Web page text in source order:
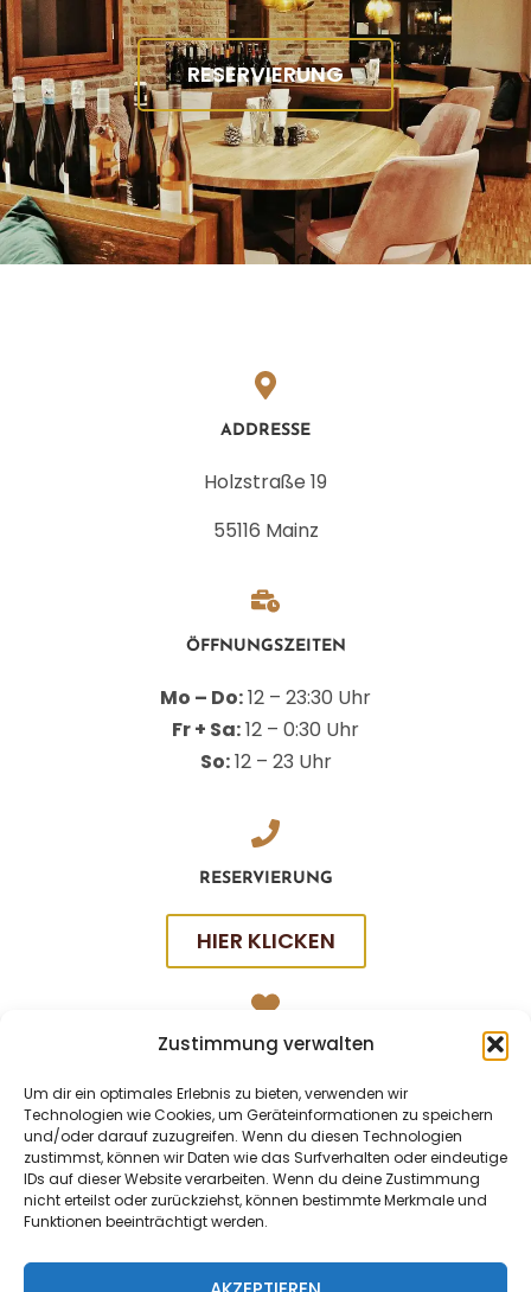
Zustimmung verwalten
Um dir ein optimales Erlebnis zu bieten, verwenden wir
Technologien wie Cookies, um Geräteinformationen zu speichern
und/oder darauf zuzugreifen. Wenn du diesen Technologien
zustimmst, können wir Daten wie das Surfverhalten oder eindeutige
IDs auf dieser Website verarbeiten. Wenn du deine Zustimmung
nicht erteilst oder zurückziehst, können bestimmte Merkmale und
Funktionen beeinträchtigt werden.
RESERVIERUNG
ADDRESSE
Holzstraße 19
55116 Mainz
ÖFFNUNGSZEITEN
Mo – Do:12 – 23:30 Uhr
Fr + Sa:12 – 0:30 Uhr
So:12 – 23 Uhr
RESERVIERUNG
HIER KLICKEN
SOCIAL